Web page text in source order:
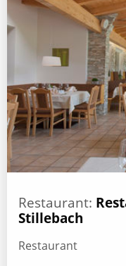
Restaurant:
Stillebach
Restaurant